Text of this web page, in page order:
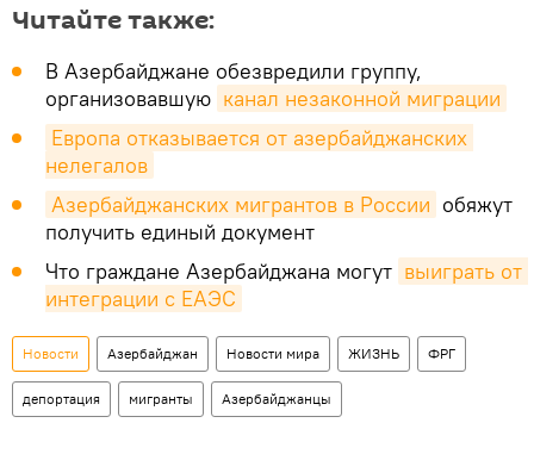
Читайте также:
В Азербайджане обезвредили группу,
организовавшую канал незаконной миграции
Европа отказывается от азербайджанских
нелегалов
Азербайджанских мигрантов в России обяжут
получить единый документ
Что граждане Азербайджана могут выиграть от
интеграции с ЕАЭС
Новости Азербайджан Новости мира ЖИЗНЬ ФРГ
депортация мигранты Азербайджанцы